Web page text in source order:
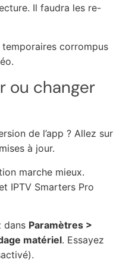
Il faudra les re-
corrompus
ou changer
de l’app ? Allez sur
à jour.
marche mieux.
IPTV Smarters Pro
dans Paramètres >
matériel. Essayez